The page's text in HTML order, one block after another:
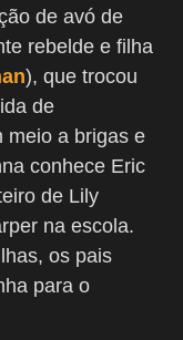
de avó de
rebelde e filha
), que trocou
de
meio a brigas e
conhece Eric
de Lily
na escola.
os pais
para o